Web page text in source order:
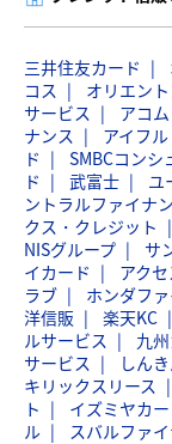
三井住友カード
コス
オリエン
サービス
アコム
ナンス
アイフル
ド
SMBCコンシ
ド
武富士 ユ
ントラルファイナ
クス・クレジット
NISグループ
サ
イカード
アク
ラブ
ホンダフ
洋信販
楽天KC
ルサービス
九
サービス
しん
キリックスリース
ト
イズミヤカー
ル
スバルファ